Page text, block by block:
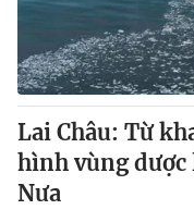
Sản phẩm
Thị trường
Tư vấn
Lịch phát sóng
Chuyên mục khác
Emagazine
Lai Châu: Từ
hình vùng
Nưa